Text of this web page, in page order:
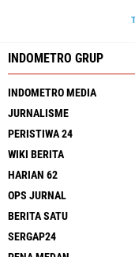
INDOMETRO GRUP
INDOMETRO MEDIA
JURNALISME
PERISTIWA 24
WIKI BERITA
HARIAN 62
OPS JURNAL
BERITA SATU
SERGAP24